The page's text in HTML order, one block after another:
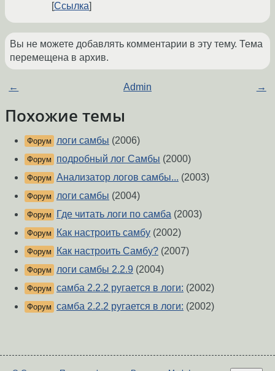
Ссылка
Вы не можете добавлять комментарии в эту тему. Тема
перемещена в архив.
← Admin →
Похожие темы
Форум логи самбы (2006)
Форум подробный лог Самбы (2000)
Форум Анализатор логов самбы... (2003)
Форум логи самбы (2004)
Форум Где читать логи по самба (2003)
Форум Как настроить самбу (2002)
Форум Как настроить Самбу? (2007)
Форум логи самбы 2.2.9 (2004)
Форум самба 2.2.2 ругается в логи: (2002)
Форум самба 2.2.2 ругается в логи: (2002)